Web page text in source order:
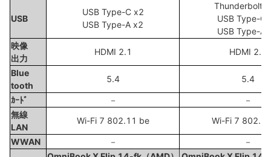
USB
USB Type-C x2
USB Type-A x2
Thunderbolt4
USB Type-C
USB Type-A
映像
出力
HDMI 2.1 HDMI 2.1
Blue
tooth
5.4 5.4
ｶｰﾄﾞ －
－
無線
LAN
Wi-Fi 7 802.11 be Wi-Fi 7
WWAN －
－